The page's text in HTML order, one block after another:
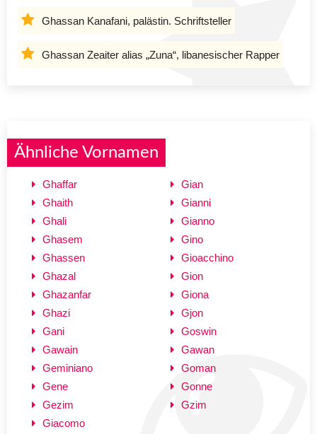
Ghassan Kanafani, palästin. Schriftsteller
Ghassan Zeaiter alias „Zuna“, libanesischer Rapper
Ähnliche Vornamen
Ghaffar
Ghaith
Ghali
Ghasem
Ghassen
Ghazal
Ghazanfar
Ghazi
Gani
Gawain
Geminiano
Gene
Gezim
Giacomo
Gian
Gianni
Gianno
Gino
Gioacchino
Gion
Giona
Gjon
Goswin
Gawan
Goman
Gonne
Gzim